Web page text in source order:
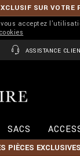
SUR VOTRE
acceptez
ASSISTANCE
l
o
n
a
SACS
PIÈCES EXCLUSIVES